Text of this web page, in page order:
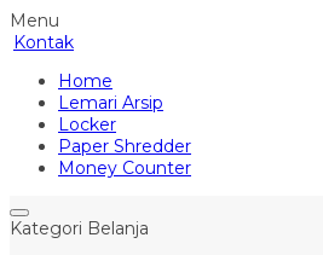
Menu
Kontak
Home
Lemari Arsip
Locker
Paper Shredder
Money Counter
Kategori Belanja